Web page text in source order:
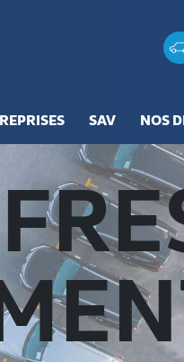
SAV NOS